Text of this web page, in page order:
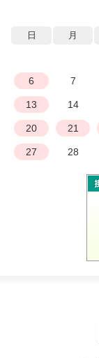
日 月
6 7
13 14
20 21
27 28